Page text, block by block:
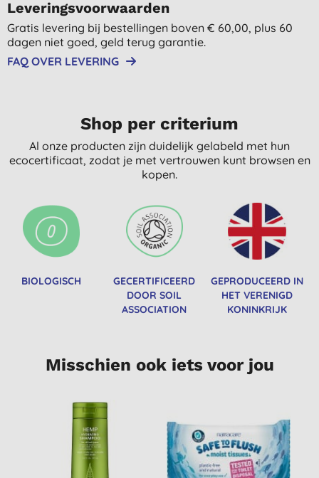
Leveringsvoorwaarden
Gratis levering bij bestellingen boven € 60,00, plus 60
dagen niet goed, geld terug garantie.
FAQ OVER LEVERING
Shop per criterium
Al onze producten zijn duidelijk gelabeld met hun
ecocertificaat, zodat je met vertrouwen kunt browsen en
kopen.
BIOLOGISCH
GECERTIFICEERD
DOOR SOIL
ASSOCIATION
GEPRODUCEERD IN
HET VERENIGD
KONINKRIJK
Misschien ook iets voor jou